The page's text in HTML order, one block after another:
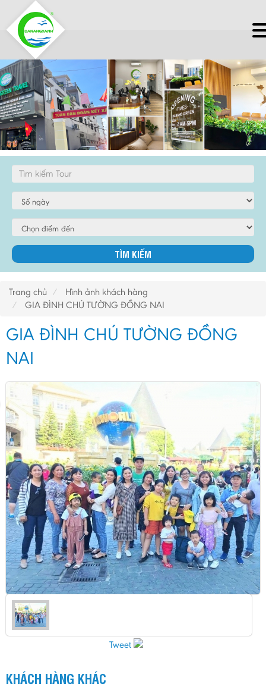
Trang chủ
Hình ảnh khách hàng
GIA ĐÌNH CHÚ TƯỜNG ĐỒNG NAI
GIA ĐÌNH CHÚ TƯỜNG ĐỒNG
NAI
Tweet
KHÁCH HÀNG KHÁC